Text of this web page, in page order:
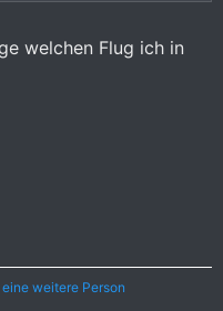
welchen Flug ich in
eine weitere Person